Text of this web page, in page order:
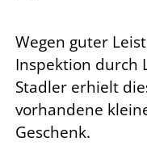
Wegen guter
Inspektion durch
Stadler erhielt
vorhandene
Geschenk.